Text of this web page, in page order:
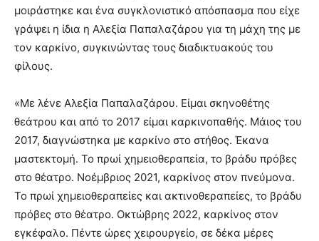
μοιράστηκε και ένα συγκλονιστικό απόσπασμα που είχε
γράψει η ίδια η Αλεξία Παπαλαζάρου για τη μάχη της με
τον καρκίνο, συγκινώντας τους διαδικτυακούς του
φίλους.
«Με λένε Αλεξία Παπαλαζάρου. Είμαι σκηνοθέτης
θεάτρου και από το 2017 είμαι καρκινοπαθής. Μάιος του
2017, διαγνώστηκα με καρκίνο στο στήθος. Έκανα
μαστεκτομή. Το πρωί χημειοθεραπεία, το βράδυ πρόβες
στο θέατρο. Νοέμβριος 2021, καρκίνος στον πνεύμονα.
Το πρωί χημειοθεραπείες και ακτινοθεραπείες, το βράδυ
πρόβες στο θέατρο. Οκτώβρης 2022, καρκίνος στον
εγκέφαλο. Πέντε ώρες χειρουργείο, σε δέκα μέρες